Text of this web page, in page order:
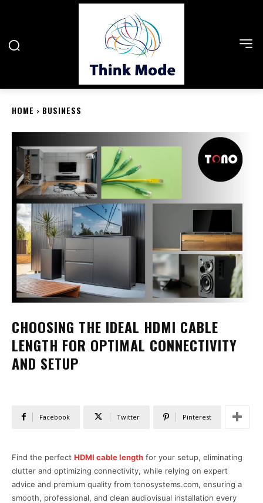
HOME BUSINESS
CHOOSING THE IDEAL HDMI CABLE
LENGTH FOR OPTIMAL CONNECTIVITY
AND SETUP
Facebook Twitter Pinterest
Find the perfect HDMI cable length for your setup, eliminating
clutter and optimizing connectivity, while relying on expert
advice and premium quality from tonosystems.com, ensuring a
smooth, professional, and clean audiovisual installation every